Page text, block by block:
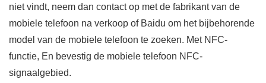
niet vindt, neem dan contact op met de fabrikant van de
mobiele telefoon na verkoop of Baidu om het bijbehorende
model van de mobiele telefoon te zoeken. Met NFC-
functie, En bevestig de mobiele telefoon NFC-
signaalgebied.